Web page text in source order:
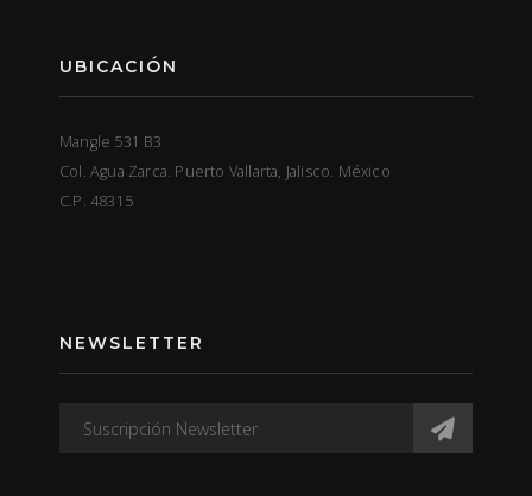
UBICACIÓN
Mangle 531 B3
Col. Agua Zarca. Puerto Vallarta, Jalisco. México
C.P. 48315
NEWSLETTER